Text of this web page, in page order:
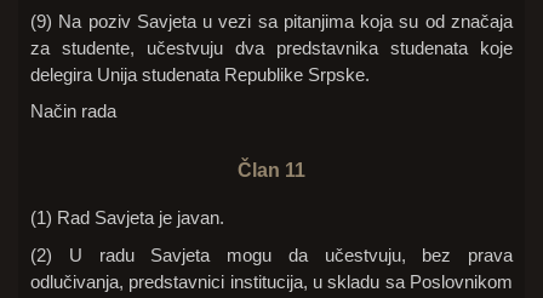
(9) Na poziv Savjeta u vezi sa pitanjima koja su od značaja
za studente, učestvuju dva predstavnika studenata koje
delegira Unija studenata Republike Srpske.
Način rada
Član 11
(1) Rad Savjeta je javan.
(2) U radu Savjeta mogu da učestvuju, bez prava
odlučivanja, predstavnici institucija, u skladu sa Poslovnikom